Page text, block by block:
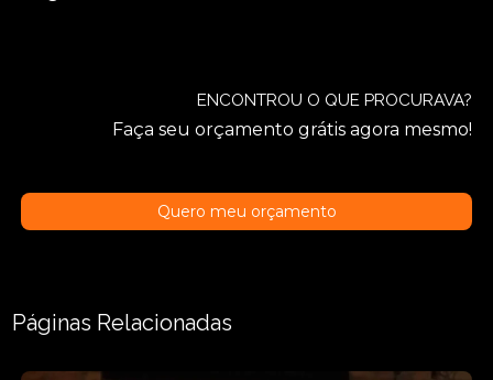
ENCONTROU O QUE PROCURAVA?
Faça seu orçamento grátis agora mesmo!
Quero meu orçamento
Páginas Relacionadas